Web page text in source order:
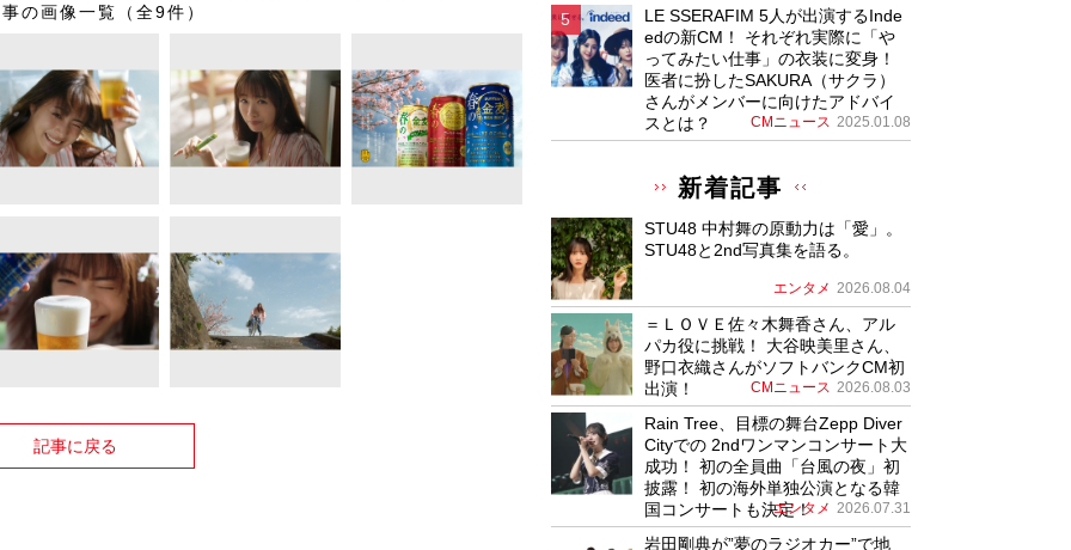
の画像一覧（全9件）
記事に戻る
LE SSERAFIM 5人が出演するInde
edの新CM！ それぞれ実際に「や
ってみたい仕事」の衣装に変身！
医者に扮したSAKURA（サクラ）
さんがメンバーに向けたアドバイ
スとは？
CMニュース 2025.01.08
新着記事
STU48 中村舞の原動力は「愛」。
STU48と2nd写真集を語る。
エンタメ 2026.08.04
＝ＬＯＶＥ佐々木舞香さん、アル
パカ役に挑戦！ 大谷映美里さん、
野口衣織さんがソフトバンクCM初
出演！
CMニュース 2026.08.03
Rain Tree、目標の舞台Zepp Diver
Cityでの 2ndワンマンコンサート大
成功！ 初の全員曲「台風の夜」初
披露！ 初の海外単独公演となる韓
国コンサートも決定！
エンタメ 2026.07.31
岩田剛典が”夢のラジオカー”で地